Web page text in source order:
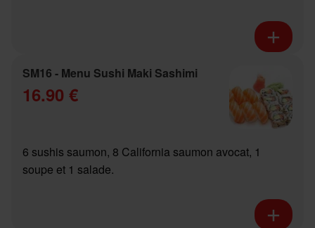
SM16 - Menu Sushi Maki Sashimi
16.90 €
6 sushis saumon, 8 California saumon avocat, 1
soupe et 1 salade.